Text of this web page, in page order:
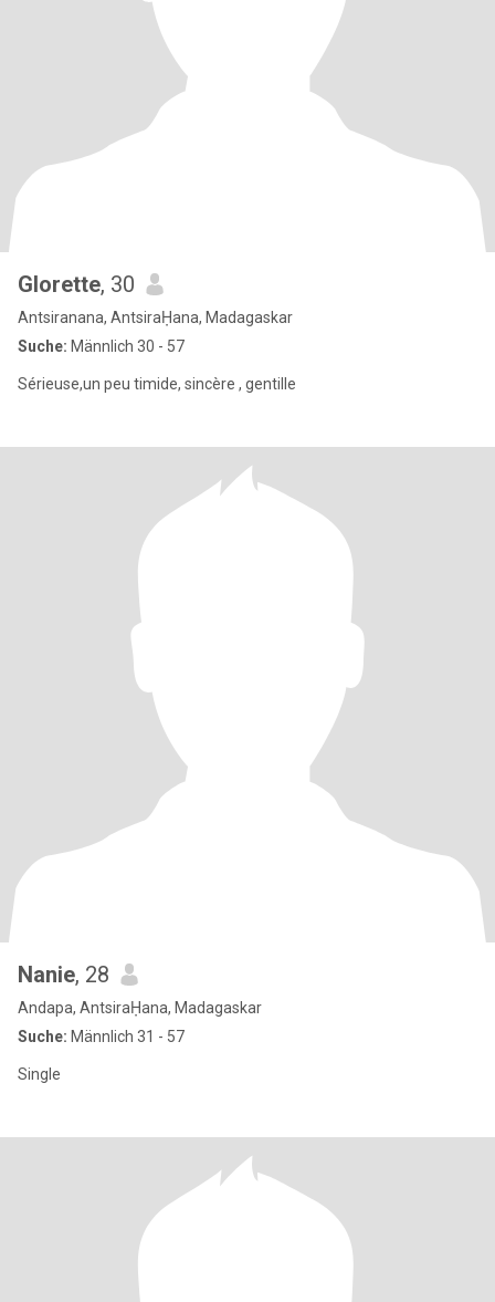
Glorette, 30
Antsiranana, AntsiraḤana, Madagaskar
Suche: Männlich 30 - 57
Sérieuse,un peu timide, sincère , gentille
Nanie, 28
Andapa, AntsiraḤana, Madagaskar
Suche: Männlich 31 - 57
Single